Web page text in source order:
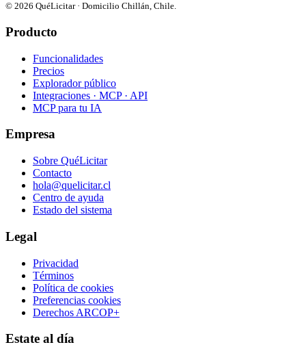
© 2026 QuéLicitar · Domicilio Chillán, Chile.
Producto
Funcionalidades
Precios
Explorador público
Integraciones · MCP · API
MCP para tu IA
Empresa
Sobre QuéLicitar
Contacto
hola@quelicitar.cl
Centro de ayuda
Estado del sistema
Legal
Privacidad
Términos
Política de cookies
Preferencias cookies
Derechos ARCOP+
Estate al día